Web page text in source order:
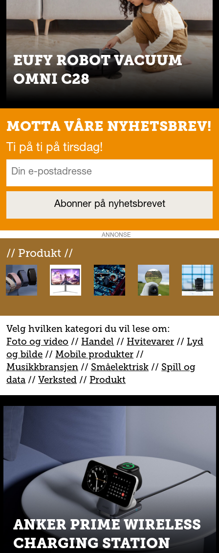
EUFY ROBOT VACUUM
OMNI C28
MOTTA VÅRE NYHETSBREV!
Ti på ti på tirsdag!
ANNONSE
// Produkt //
Velg hvilken kategori du vil lese om:
Foto og video // Handel // Hvitevarer // Lyd
og bilde //Mobile produkter //
Musikkbransjen // Småelektrisk // Spill og
data //Verksted // Produkt
ANKER PRIME WIRELESS
CHARGING STATION